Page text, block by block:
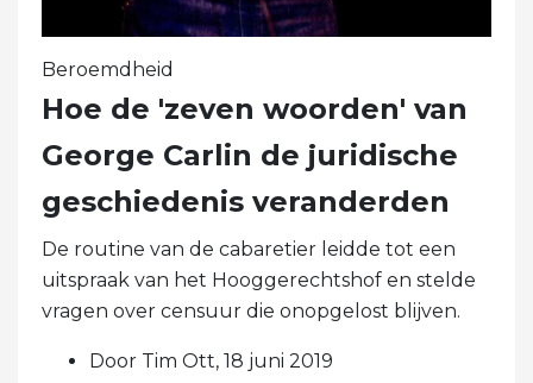
Beroemdheid
Hoe de 'zeven woorden' van
George Carlin de juridische
geschiedenis veranderden
De routine van de cabaretier leidde tot een
uitspraak van het Hooggerechtshof en stelde
vragen over censuur die onopgelost blijven.
Door Tim Ott, 18 juni 2019